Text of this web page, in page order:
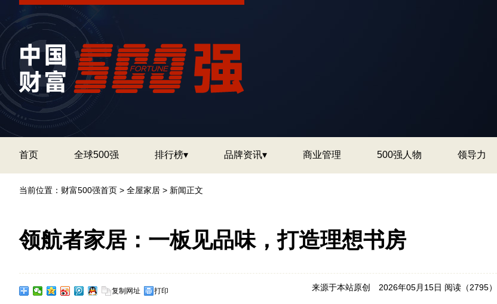
首页 全球500强 排行榜▾ 品牌资讯▾ 商业管理 500强人物 领导力
当前位置： 财富500强首页 > 全屋家居 > 新闻正文
领航者家居：一板见品味，打造理想书房
复制网址 打印 来源于本站原创 2026年05月15日 阅读（2795）